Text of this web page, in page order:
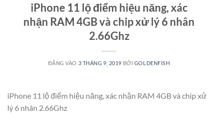
iPhone 11 lộ điểm hiệu năng, xác
nhận RAM 4GB và chip xử lý 6 nhân
2.66Ghz
ĐĂNG VÀO 3 THÁNG 9, 2019 BỞI GOLDENFISH
iPhone 11 lộ điểm hiệu năng, xác nhận RAM 4GB và chip xử
lý 6 nhân 2.66Ghz